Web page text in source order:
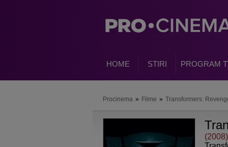
HOME STIRI PROGRAM
Procinema » Filme » Transformers:
(2008)